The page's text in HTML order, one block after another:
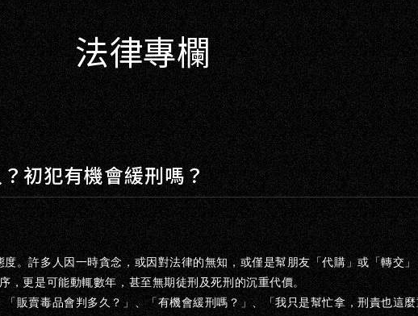
法律專欄
初犯有機會緩刑嗎？
度。許多人因一時貪念，或因對法律的無知，或僅是幫朋友「代購」或「轉交
更是可能動輒數年，甚至無期徒刑及死刑的沉重代價。
販賣毒品會判多久？」、「有機會緩刑嗎？」、「我只是幫忙拿，刑責也這
最新消息
客戶評價
法律專欄
2026 HSIAO GAO LAW FIRM ALL RIGHTS RESERVED. DESIGN BY IBEST